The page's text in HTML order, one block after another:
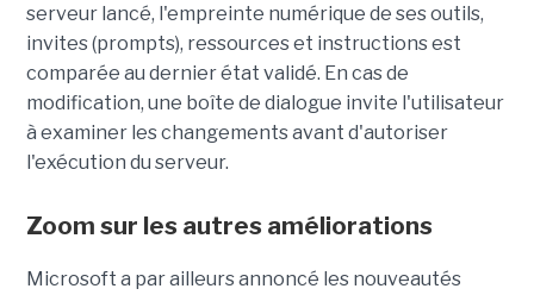
serveur lancé, l'empreinte numérique de ses outils,
invites (prompts), ressources et instructions est
comparée au dernier état validé. En cas de
modification, une boîte de dialogue invite l'utilisateur
à examiner les changements avant d'autoriser
l'exécution du serveur.
Zoom sur les autres améliorations
Microsoft a par ailleurs annoncé les nouveautés